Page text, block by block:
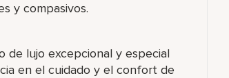
y compasivos.
de lujo excepcional y especial
en el cuidado y el confort de